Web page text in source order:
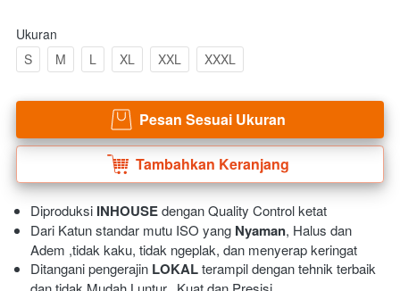
Ukuran
S
M L XL XXL XXXL
` Pesan Sesuai Ukuran
` Tambahkan Keranjang
Diproduksi INHOUSE dengan Quality Control ketat
Dari Katun standar mutu ISO yang Nyaman, Halus dan
Adem ,tidak kaku, tidak ngeplak, dan menyerap keringat
Ditangani pengerajin LOKAL terampil dengan tehnik terbaik